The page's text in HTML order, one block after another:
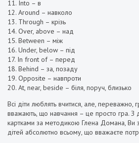
11. Into – в
12. Around – навколо
13. Through – крізь
14. Over, above – над
15. Between – між
16. Under, below – під
17. In front of – перед
18. Behind – за, позаду
19. Opposite – навпроти
20. At, near, beside – біля, поруч, близько
Всі діти люблять вчитися, але, переважно,
вважають, що навчання – це просто гра. З
картками за методикою Глена Домана, Ви
дітей абсолютно всьому, що вважаєте